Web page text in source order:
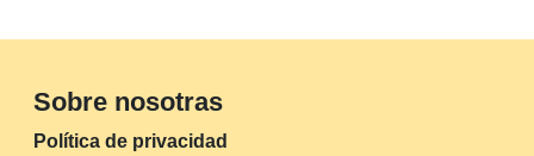
Sobre nosotras
Política de privacidad